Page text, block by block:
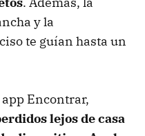
y la
te guían hasta un
Encontrar,
lejos de casa